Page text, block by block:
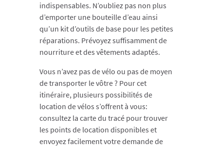
indispensables. N’oubliez pas non plus
d’emporter une bouteille d’eau ainsi
qu’un kit d’outils de base pour les petites
réparations. Prévoyez suffisamment de
nourriture et des vêtements adaptés.
Vous n’avez pas de vélo ou pas de moyen
de transporter le vôtre ? Pour cet
itinéraire, plusieurs possibilités de
location de vélos s’offrent à vous:
consultez la carte du tracé pour trouver
les points de location disponibles et
envoyez facilement votre demande de